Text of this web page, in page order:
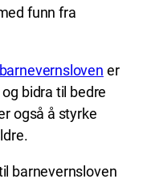
funn fra
er
bidra til bedre
også å styrke
barnevernsloven